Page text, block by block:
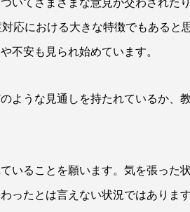
いてさまざまな意見が交わされたり
応における大きな特徴でもあると
不安も見られ始めています。
ような見通しを持たれているか、教
いることを願います。気を張った状
ったとは言えない状況ではあります